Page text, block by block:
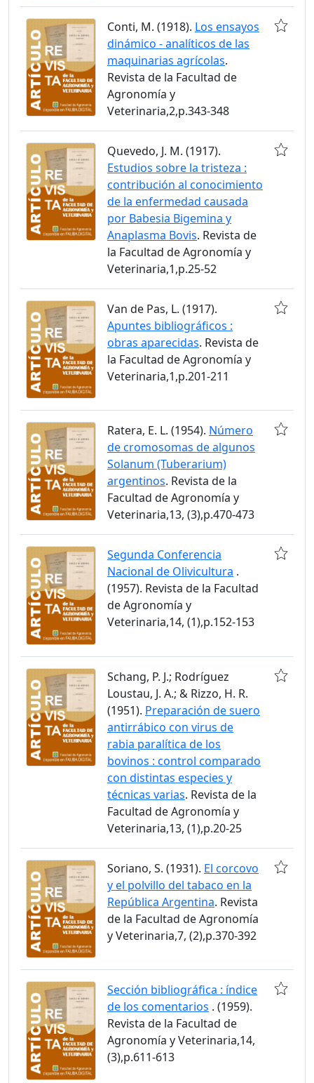
Conti, M. (1918). Los ensayos
dinámico - analíticos de las
maquinarias agrícolas.
Revista de la Facultad de
Agronomía y
Veterinaria,2,p.343-348
Quevedo, J. M. (1917).
Estudios sobre la tristeza :
contribución al conocimiento
de la enfermedad causada
por Babesia Bigemina y
Anaplasma Bovis. Revista de
la Facultad de Agronomía y
Veterinaria,1,p.25-52
Van de Pas, L. (1917).
Apuntes bibliográficos :
obras aparecidas. Revista de
la Facultad de Agronomía y
Veterinaria,1,p.201-211
Ratera, E. L. (1954). Número
de cromosomas de algunos
Solanum (Tuberarium)
argentinos. Revista de la
Facultad de Agronomía y
Veterinaria,13, (3),p.470-473
Segunda Conferencia
Nacional de Olivicultura .
(1957). Revista de la Facultad
de Agronomía y
Veterinaria,14, (1),p.152-153
Schang, P. J.; Rodríguez
Loustau, J. A.; & Rizzo, H. R.
(1951). Preparación de suero
antirrábico con virus de
rabia paralítica de los
bovinos : control comparado
con distintas especies y
técnicas varias. Revista de la
Facultad de Agronomía y
Veterinaria,13, (1),p.20-25
Soriano, S. (1931). El corcovo
y el polvillo del tabaco en la
República Argentina. Revista
de la Facultad de Agronomía
y Veterinaria,7, (2),p.370-392
Sección bibliográfica : índice
de los comentarios . (1959).
Revista de la Facultad de
Agronomía y Veterinaria,14,
(3),p.611-613